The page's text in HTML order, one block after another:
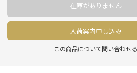
入荷案内申し込み
在庫がありません
この商品について問い合わせる